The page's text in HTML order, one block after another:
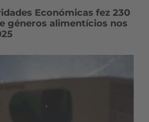
Económicas fez 230
géneros alimentícios nos